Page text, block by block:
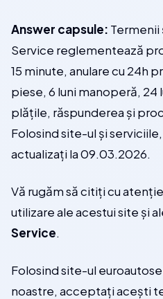
Answer capsule: Termenii
Service reglementează
15 minute, anulare cu 24h
piese, 6 luni manoperă, 24
plățile, răspunderea și
Folosind site-ul și
actualizați la 09.03.2026.
Vă rugăm să citiți cu
utilizare ale acestui site și
Service.
Folosind site-ul
noastre, acceptați acești